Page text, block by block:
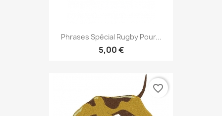
Phrases Spécial Rugby Pour...
5,00 €
favorite_border